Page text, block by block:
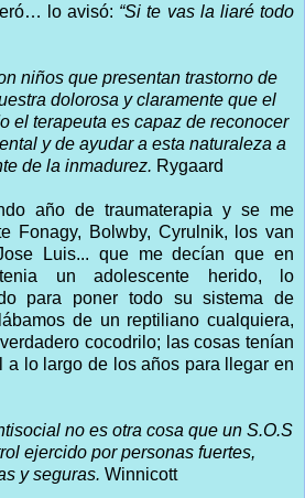
lo avisó: “Si te vas la liaré todo
niños que presentan trastorno de
dolorosa y claramente que el
el terapeuta es capaz de reconocer
y de ayudar a esta naturaleza a
de la inmadurez. Rygaard
año de traumaterapia y se me
Fonagy, Bolwby, Cyrulnik, los van
Luis... que me decían que en
un adolescente herido, lo
para poner todo su sistema de
de un reptiliano cualquiera,
cocodrilo; las cosas tenían
a lo largo de los años para llegar en
no es otra cosa que un S.O.S
ejercido por personas fuertes,
y seguras. Winnicott